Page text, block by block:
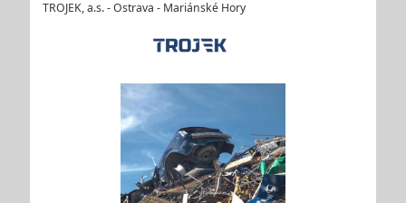
TROJEK, a.s. - Ostrava - Mariánské Hory